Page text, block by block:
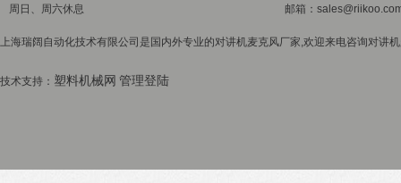
周日、周六休息 邮箱：
上海瑞阔自动化技术有限公司是国内外专业的对讲机麦克风厂家,欢迎来电咨询对讲
技术支持： 塑料机械网 管理登陆